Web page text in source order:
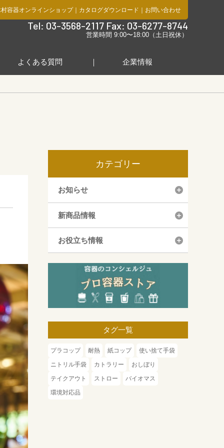
容器オンラインショップ｜ カタログダウンロード ｜ お問い合わせ
Tel: 03-3568-2117 Fax: 03-6277-8744
営業時間 9:00〜18:00（土日祝休）
よくある質問 企業情報
カテゴリー
お知らせ
新商品情報
お役立ち情報
タグ一覧
プラコップ 耐熱 紙コップ
使い捨て手袋
ニトリル手袋
カトラリー
おしぼり
テイクアウト
ストロー
バイオマス
環境対応品